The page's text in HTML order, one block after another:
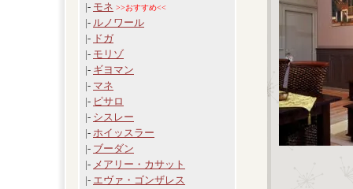
|- モネ >>おすすめ<<
|- ルノワール
|- ドガ
|- モリゾ
|- ギヨマン
|- マネ
|- ピサロ
|- シスレー
|- ホイッスラー
|- ブーダン
|- メアリー・カサット
|- エヴァ・ゴンザレス